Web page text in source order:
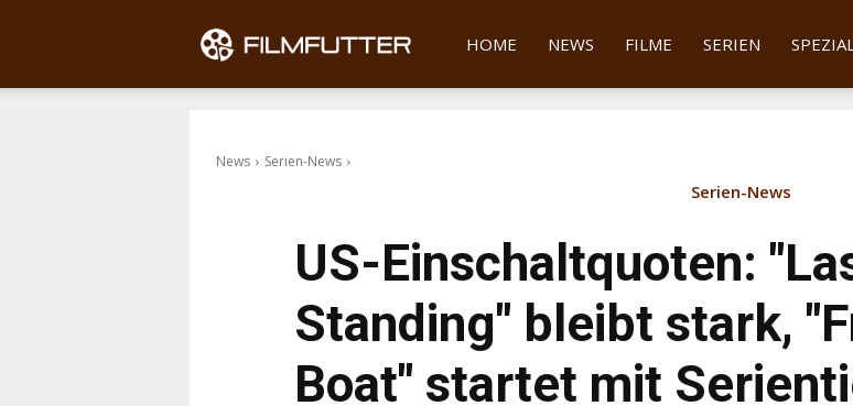
Filmfutter
HOME NEWS FILME SERIEN
News Serien-News
Serien-News
US-Einschaltquoten:
Standing" bleibt stark,
Boat" startet mit